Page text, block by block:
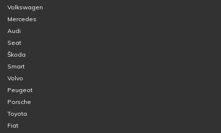
Volkswagen
Mercedes
Audi
Seat
Škoda
Smart
Volvo
Peugeot
Porsche
Toyota
Fiat